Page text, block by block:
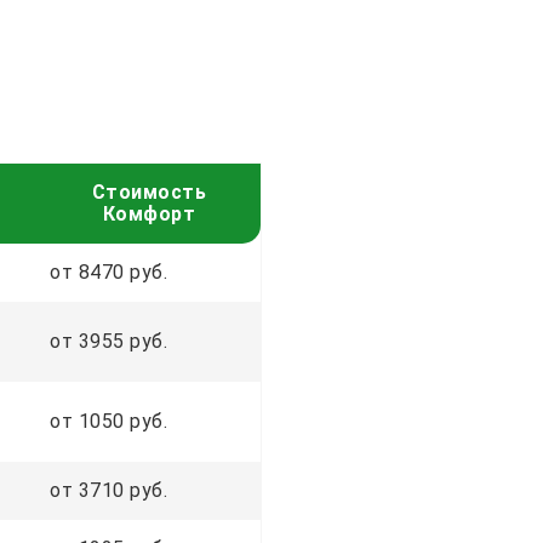
Стоимость
Комфорт
от 8470 руб.
от 3955 руб.
от 1050 руб.
от 3710 руб.